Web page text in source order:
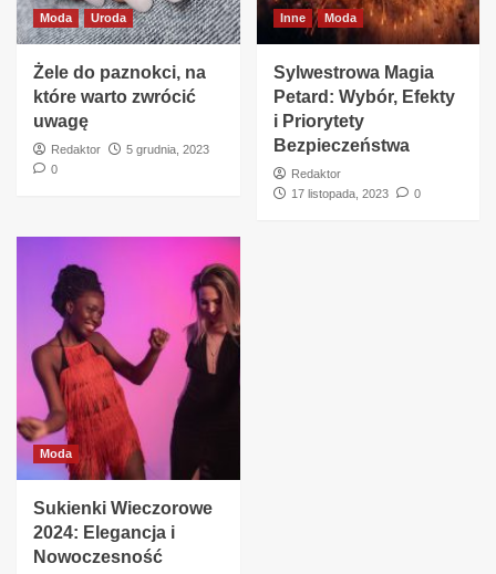
Moda Uroda
Żele do paznokci, na
które warto zwrócić
uwagę
Redaktor
5 grudnia, 2023
0
Inne Moda
Sylwestrowa Magia
Petard: Wybór, Efekty
i Priorytety
Bezpieczeństwa
Redaktor
17 listopada, 2023
0
Moda
Sukienki Wieczorowe
2024: Elegancja i
Nowoczesność